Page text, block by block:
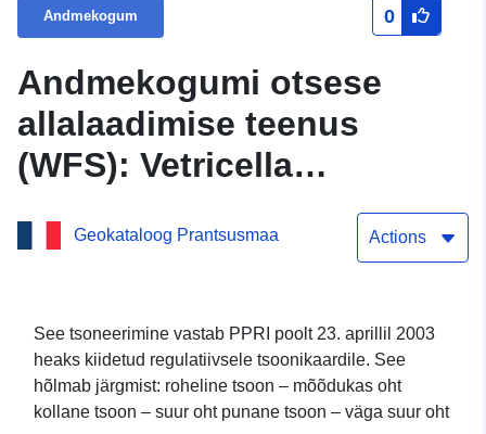
Andmekogum 0
Andmekogumi otsese
allalaadimise teenus
(WFS): Vetricella
läbivaatamisega seotud
regulatiivne tsoneerimine
Andmekogumi otsese
allalaadimise teenus
Geokataloog Prantsusmaa Actions
See tsoneerimine vastab PPRI poolt 23. aprillil 2003
heaks kiidetud regulatiivsele tsoonikaardile. See
hõlmab järgmist: roheline tsoon – mõõdukas oht
kollane tsoon – suur oht punane tsoon – väga suur oht